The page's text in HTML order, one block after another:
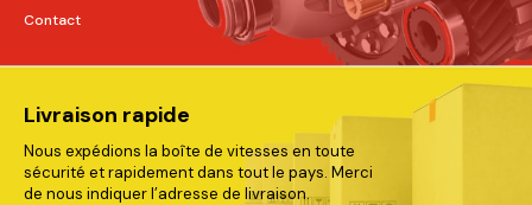
Contact
Livraison rapide
Nous expédions la boîte de vitesses en toute
sécurité et rapidement dans tout le pays. Merci
de nous indiquer l’adresse de livraison.